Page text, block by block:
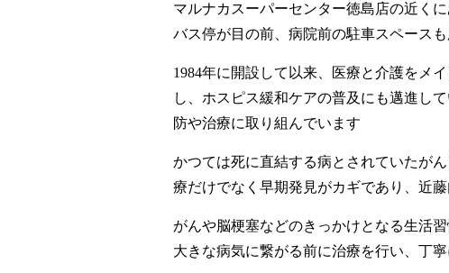
マルナカスーパーセンター徳島店の近く
バス停が目の前、病院前の駐車スペース
1984年に開設して以来、医療と介護をメ
し、ホスピス緩和ケアの普及にも邁進し
防や治療に取り組んでいます
かつては死に直結する病とされていたが
療だけでなく早期発見がカギであり、近
がんや脳梗塞などのきっかけとなる生活
大きな病気に繋がる前に治療を行い、丁